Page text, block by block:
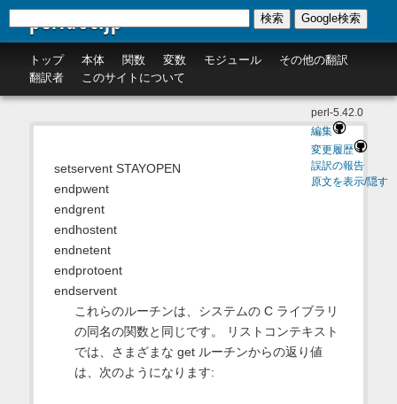
perldoc.jp
トップ 本体 関数 変数 モジュール
その他の翻訳
翻訳者
このサイトについて
検索 Google検索
perl-5.42.0
編集
変更履歴
誤訳の報告
原文を表示/隠す
setservent STAYOPEN
endpwent
endgrent
endhostent
endnetent
endprotoent
endservent
これらのルーチンは、システムの C ライブラリ
の同名の関数と同じです。 リストコンテキスト
では、さまざまな get ルーチンからの返り値
は、次のようになります: